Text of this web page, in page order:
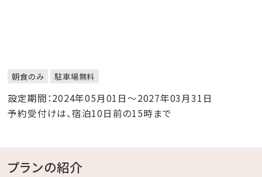
朝食のみ 駐車場無料
設定期間：2024年05月01日～2027年03月31日
予約受付けは、宿泊10日前の15時まで
プランの紹介